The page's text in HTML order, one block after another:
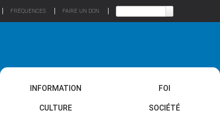
FRÉQUENCES FAIRE UN DON
INFORMATION FOI
CULTURE SOCIÉTÉ